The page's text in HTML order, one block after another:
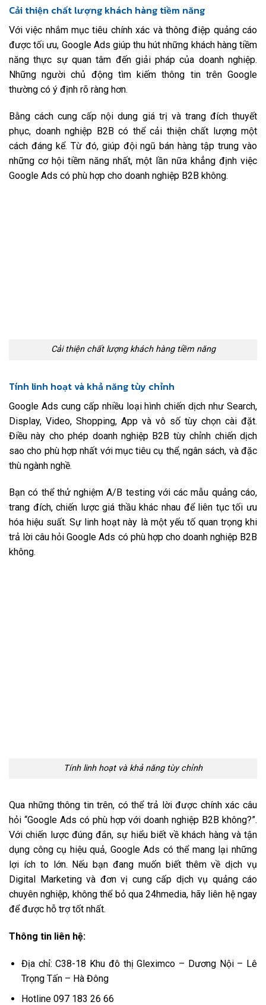
Cải thiện chất lượng khách hàng tiềm năng
Với việc nhắm mục tiêu chính xác và thông điệp quảng cáo
được tối ưu, Google Ads giúp thu hút những khách hàng tiềm
năng thực sự quan tâm đến giải pháp của doanh nghiệp.
Những người chủ động tìm kiếm thông tin trên Google
thường có ý định rõ ràng hơn.
Bằng cách cung cấp nội dung giá trị và trang đích thuyết
phục, doanh nghiệp B2B có thể cải thiện chất lượng một
cách đáng kể. Từ đó, giúp đội ngũ bán hàng tập trung vào
những cơ hội tiềm năng nhất, một lần nữa khẳng định việc
Google Ads có phù hợp cho doanh nghiệp B2B không.
Cải thiện chất lượng khách hàng tiềm năng
Tính linh hoạt và khả năng tùy chỉnh
Google Ads cung cấp nhiều loại hình chiến dịch như Search,
Display, Video, Shopping, App và vô số tùy chọn cài đặt.
Điều này cho phép doanh nghiệp B2B tùy chỉnh chiến dịch
sao cho phù hợp nhất với mục tiêu cụ thể, ngân sách, và đặc
thù ngành nghề.
Bạn có thể thử nghiệm A/B testing với các mẫu quảng cáo,
trang đích, chiến lược giá thầu khác nhau để liên tục tối ưu
hóa hiệu suất. Sự linh hoạt này là một yếu tố quan trọng khi
trả lời câu hỏi Google Ads có phù hợp cho doanh nghiệp B2B
không.
Tính linh hoạt và khả năng tùy chỉnh
Qua những thông tin trên, có thể trả lời được chính xác câu
hỏi “Google Ads có phù hợp với doanh nghiệp B2B không?”.
Với chiến lược đúng đắn, sự hiểu biết về khách hàng và tận
dụng công cụ hiệu quả, Google Ads có thể mang lại những
lợi ích to lớn. Nếu bạn đang muốn biết thêm về dịch vụ
Digital Marketing và đơn vị cung cấp dịch vụ quảng cáo
chuyên nghiệp, không thể bỏ qua 24hmedia, hãy liên hệ ngay
để được hỗ trợ tốt nhất.
Thông tin liên hệ:
Địa chỉ: C38-18 Khu đô thị Gleximco – Dương Nội – Lê
Trọng Tấn – Hà Đông
Hotline 097 183 26 66